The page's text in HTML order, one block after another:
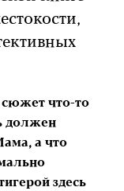
что-то
должен
а что
здесь